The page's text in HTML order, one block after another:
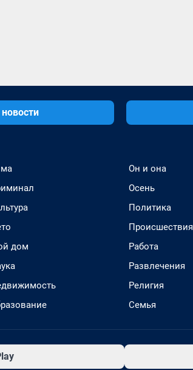
дом
Он и она
Осень
Политика
Происшествия
Работа
Развлечения
Религия
Семья